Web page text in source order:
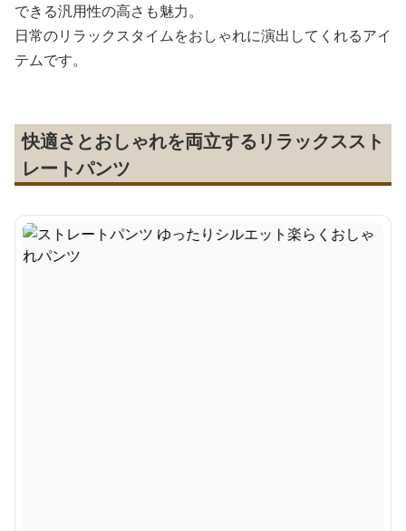
できる汎用性の高さも魅力。
日常のリラックスタイムをおしゃれに演出してくれるアイ
テムです。
快適さとおしゃれを両立するリラックススト
レートパンツ